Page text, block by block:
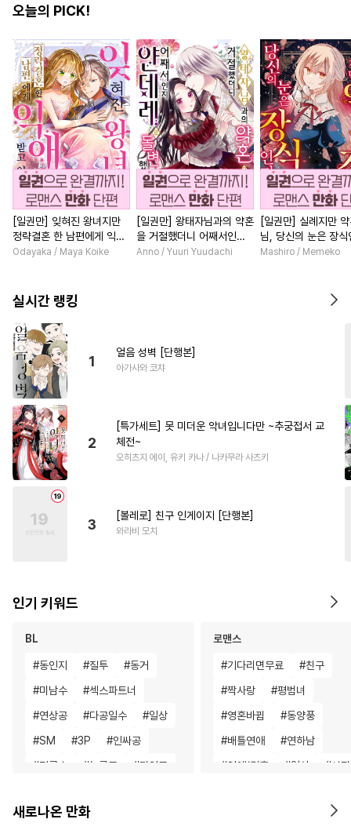
오늘의 PICK!
[일권만] 잊혀진 왕녀지만
정략결혼 한 남편에게 익애
받고 있습니다 [단행본]
Odayaka / Maya Koike
[일권만] 왕태자님과의 약혼
을 거절했더니 어째서인지
얀데레로 돌변했습니다 [단
Anno / Yuuri Yuudachi
[일권만] 실례지만
님, 당신의 눈은 장식
요? [단행본]
Mashiro / Memeko
실시간 랭킹
1
얼음 성벽 [단행본]
아가사와 코챠
2
[특가세트] 못 미더운 악녀입니다만 ~추궁접서 교
체전~
오히츠지 에이, 유키 카나 / 나카무라 사츠키
3
[볼레로] 친구 인게이지 [단행본]
와라비 모치
인기 키워드
BL
#동인지 #질투 #동거
#미남수 #섹스파트너
#연상공 #다공일수 #일상
#SM #3P #인싸공
#적극수 #능글공 #미인공
#음험공 #하드코어
로맨스
#기다리면무료 #친구
#짝사랑 #평범녀
#영혼바뀜 #동양풍
#배틀연애 #연하남
#연애/결혼 #일상 #성
연애/결혼
새로나온 만화